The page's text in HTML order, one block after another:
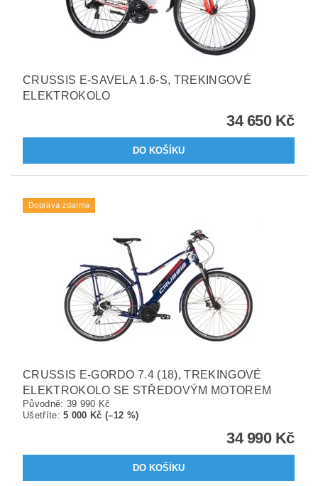
CRUSSIS E-SAVELA 1.6-S, TREKINGOVÉ
ELEKTROKOLO
34 650 Kč
Doprava zdarma
CRUSSIS E-GORDO 7.4 (18), TREKINGOVÉ
ELEKTROKOLO SE STŘEDOVÝM MOTOREM
Původně: 39 990 Kč
Ušetříte:5 000 Kč (–12 %)
34 990 Kč